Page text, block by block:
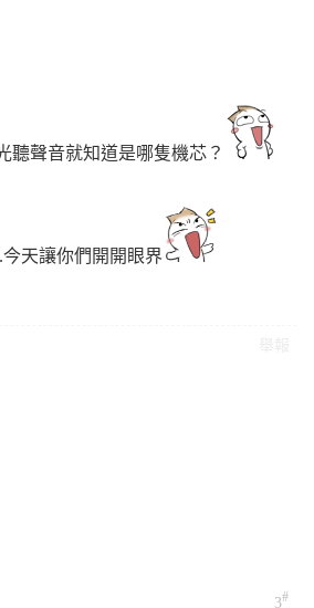
聽聲音就知道是哪隻機芯？
天讓你們開開眼界
3#